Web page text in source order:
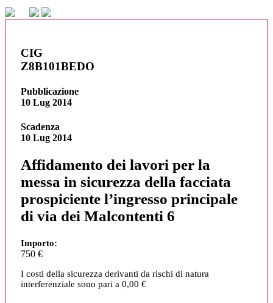
CIG
Z8B101BEDO
Pubblicazione
10 Lug 2014
Scadenza
10 Lug 2014
Affidamento dei lavori per la
messa in sicurezza della facciata
prospiciente l’ingresso principale
di via dei Malcontenti 6
Importo:
750 €
I costi della sicurezza derivanti da rischi di natura
interferenziale sono pari a 0,00 €